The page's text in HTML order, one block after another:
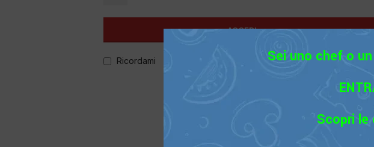
Sei uno chef o
Scopri
ACCEDI
Password
Ricordami